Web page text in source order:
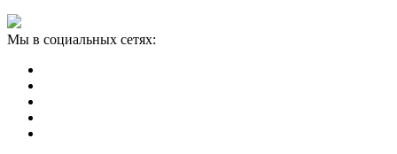
Мы в социальных сетях: